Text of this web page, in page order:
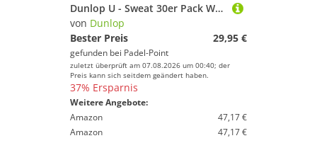
Dunlop U - Sweat 30er Pack Weiß
von Dunlop
Bester Preis
29,95 €
gefunden bei Padel-Point
zuletzt überprüft am 07.08.2026 um 00:40; der
Preis kann sich seitdem geändert haben.
37% Ersparnis
Weitere Angebote:
Amazon
47,17 €
Amazon
47,17 €